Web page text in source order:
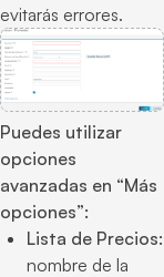
evitarás errores.
Puedes utilizar
opciones
avanzadas en “Más
opciones”:
Lista de Precios:
nombre de la